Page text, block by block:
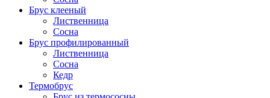
Брус клееный
Лиственница
Сосна
Брус профилированный
Лиственница
Сосна
Кедр
Термобрус